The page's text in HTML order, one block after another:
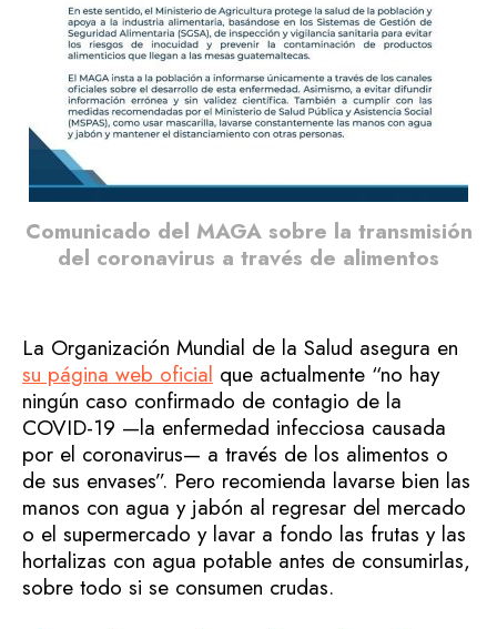
Comunicado del MAGA sobre la transmisión
del coronavirus a través de alimentos
La Organización Mundial de la Salud asegura en
su página web oficial que actualmente “no hay
ningún caso confirmado de contagio de la
COVID-19 —la enfermedad infecciosa causada
por el coronavirus— a través de los alimentos o
de sus envases”. Pero recomienda lavarse bien las
manos con agua y jabón al regresar del mercado
o el supermercado y lavar a fondo las frutas y las
hortalizas con agua potable antes de consumirlas,
sobre todo si se consumen crudas.